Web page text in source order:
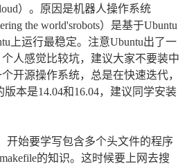
）。原因是机器人操作系统
the world'srobots）是基于Ubuntu
上运行最稳定。注意Ubuntu出了一
人感觉比较坑，建议大家不要装中
开源操作系统，总是在快速迭代，
版本是14.04和16.04，建议同学安装
开始要学写包含多个头文件的程序
的知识。这时候要上网去搜